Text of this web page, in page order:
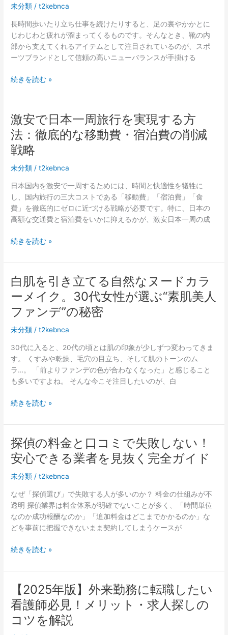
に
よ
う
な
ら。
か
へ
移
行
す
私
だ
け
の
理
し
漫
画
を
て
未分類 /t2kebnca
長時間歩いたり立ち仕事を続けたりすると、足の裏やかかとに
じわじわと疲れが溜まってくるものです。そんなとき、靴の内
部から支えてくれるアイテムとして注目されているのが、スポ
ーツブランドとして信頼の高いニューバランスが手掛ける
ニ
ー
バ
ラ
ン
ス
製
シ
ー
ズ
用
ア
チ
ー
も
た
す
快
適
な
行
験
に
つ
い
続きを読む »
激安で日本一周旅行を実現する方
法：徹底的な移動費・宿泊費の削減
戦略
未分類 /t2kebnca
日本国内を激安で一周するためには、時間と快適性を犠牲に
し、国内旅行の三大コストである「移動費」「宿泊費」「食
費」を徹底的にゼロに近づける戦略が必要です。特に、日本の
高額な交通費と宿泊費をいかに抑えるかが、激安日本一周の成
激
で
日
本
一
周
旅
行
実
現
す
る
法：
的
な
移
動
宿
泊
費
の
減
続きを読む »
白肌を引き立てる自然なヌードカラ
ーメイク。30代女性が選ぶ“素肌美人
ファンデ”の秘密
未分類 /t2kebnca
30代に入ると、20代の頃とは肌の印象が少しずつ変わってきま
す。 くすみや乾燥、毛穴の目立ち、そして肌のトーンのム
ラ…。 「前よりファンデの色が合わなくなった」と感じること
も多いですよね。 そんな今こそ注目したいのが、白
白
を
引
き
立
る
自
然
な
ヌ
ド
ラ
イ
ク。
30
続きを読む »
探偵の料金と口コミで失敗しない！
安心できる業者を見抜く完全ガイド
未分類 /t2kebnca
なぜ「探偵選び」で失敗する人が多いのか？ 料金の仕組みが不
透明 探偵業界は料金体系が明確でないことが多く、「時間単位
なのか成功報酬なのか」「追加料金はどこまでかかるのか」な
どを事前に把握できないまま契約してしまうケースが
探
の
と
口
続きを読む »
【2025年版】外来勤務に転職したい
看護師必見！メリット・求人探しの
コツを解説